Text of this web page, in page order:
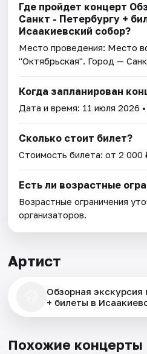
Где пройдет концерт
Санкт - Петербургу +
Исаакиевский собор?
Место проведения: Место
"Октябрьская". Город —
Когда запланирован
Дата и время: 11 июля 2026
Сколько стоит билет?
Стоимость билета: от 2 000
Есть ли возрастные
Возрастные ограничения
организаторов.
Артист
Обзорная экскурсия
+ билеты в
Похожие концерты